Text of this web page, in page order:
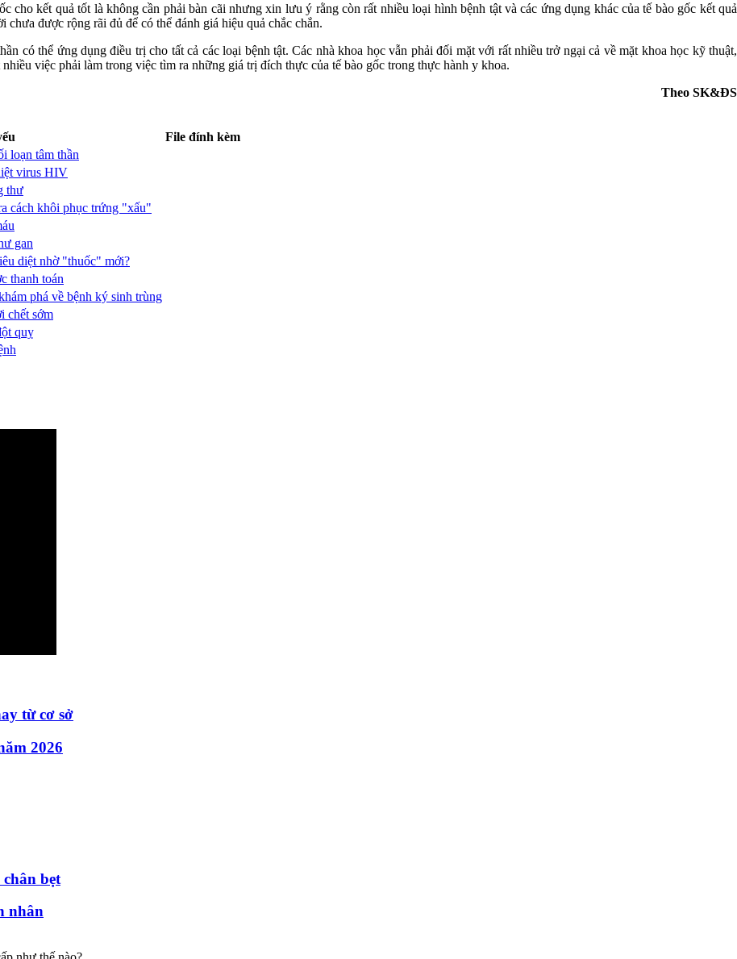
cho kết quả tốt là không cần phải bàn cãi nhưng xin lưu ý rằng còn rất nhiều loại hình bệnh tật và các ứng dụng khác của tế bào gốc kết quả
được rộng rãi đủ để có thể đánh giá hiệu quả chắc chắn.
có thể ứng dụng điều trị cho tất cả các loại bệnh tật. Các nhà khoa học vẫn phải đối mặt với rất nhiều trở ngại cả về mặt khoa học kỹ thuật,
việc phải làm trong việc tìm ra những giá trị đích thực của tế bào gốc trong thực hành y khoa.
Theo SK&ĐS
File đính kèm
loạn tâm thần
virus HIV
thư
cách khôi phục trứng "xấu"
gan
diệt nhờ "thuốc" mới?
thanh toán
phá về bệnh ký sinh trùng
chết sớm
quỵ
từ cơ sở
2026
bẹt
nhân